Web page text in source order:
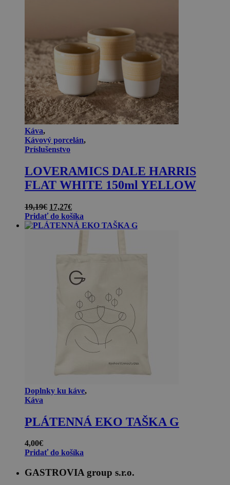
Káva,
Kávový porcelán,
Príslušenstvo
LOVERAMICS DALE HARRIS
FLAT WHITE 150ml YELLOW
19,19€ Pôvodná
cena
bola:
17,27€Aktuálna
cena
je:
Pridať do košíka
Doplnky ku káve,
Káva
PLÁTENNÁ EKO TAŠKA G
4,00€
Pridať do košíka
GASTROVIA group s.r.o.